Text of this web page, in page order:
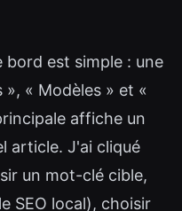
bord est simple : une
« Modèles » et «
affiche un
article. J'ai cliqué
un mot-clé cible,
SEO local), choisir